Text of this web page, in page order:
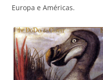
Europa e Américas.